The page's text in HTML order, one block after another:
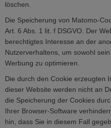
löschen.
Die Speicherung von Matomo-
Art. 6 Abs. 1 lit. f DSGVO. Der
berechtigtes Interesse an der
Nutzerverhaltens, um sowohl
Werbung zu optimieren.
Die durch den Cookie erzeugten
dieser Website werden nicht an
die Speicherung der Cookies
Ihrer Browser-Software
hin, dass Sie in diesem Fall